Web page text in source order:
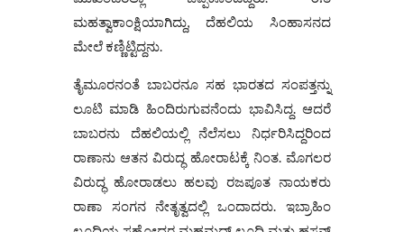
ಮಹತ್ವಾಕಾಂಕ್ಷಿಯಾಗಿದ್ದು, ದೆಹಲಿಯ ಸಿಂಹಾಸನದ
ಮೇಲೆ ಕಣ್ಣಿಟ್ಟಿದ್ದನು.
ತೈಮೂರನಂತೆ ಬಾಬರನೂ ಸಹ ಭಾರತದ ಸಂಪತ್ತನ್ನು
ಲೂಟಿ ಮಾಡಿ ಹಿಂದಿರುಗುವನೆಂದು ಭಾವಿಸಿದ್ದ. ಆದರೆ
ಬಾಬರನು ದೆಹಲಿಯಲ್ಲಿ ನೆಲೆಸಲು ನಿರ್ಧರಿಸಿದ್ದರಿಂದ
ರಾಣಾನು ಆತನ ವಿರುದ್ಧ ಹೋರಾಟಕ್ಕೆ ನಿಂತ. ಮೊಗಲರ
ವಿರುದ್ಧ ಹೋರಾಡಲು ಹಲವು ರಜಪೂತ ನಾಯಕರು
ರಾಣಾ ಸಂಗನ ನೇತೃತ್ವದಲ್ಲಿ ಒಂದಾದರು. ಇಬ್ರಾಹಿಂ